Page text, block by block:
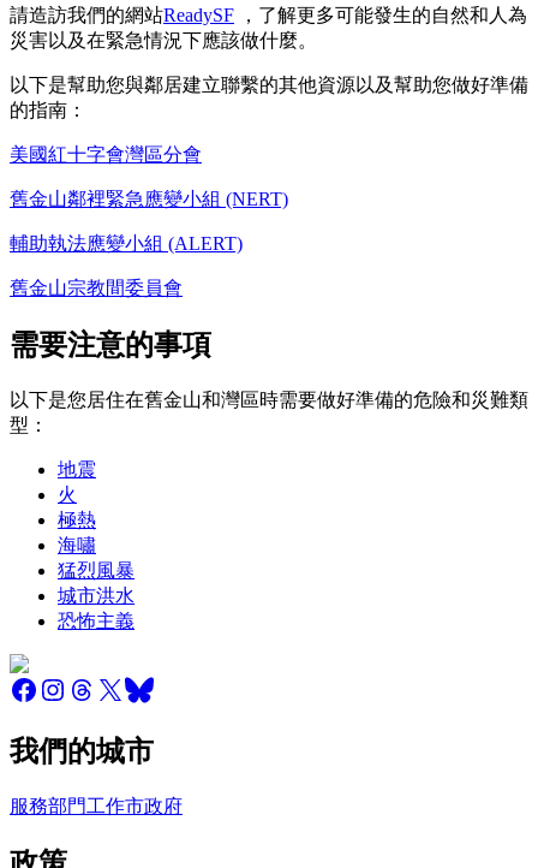
請造訪我們的網站ReadySF ，了解更多可能發生的自然和人為
災害以及在緊急情況下應該做什麼。
以下是幫助您與鄰居建立聯繫的其他資源以及幫助您做好準備
的指南：
美國紅十字會灣區分會
舊金山鄰裡緊急應變小組 (NERT)
輔助執法應變小組 (ALERT)
舊金山宗教間委員會
需要注意的事項
以下是您居住在舊金山和灣區時需要做好準備的危險和災難類
型：
地震
火
極熱
海嘯
猛烈風暴
城市洪水
恐怖主義
我們的城市
服務部門工作市政府